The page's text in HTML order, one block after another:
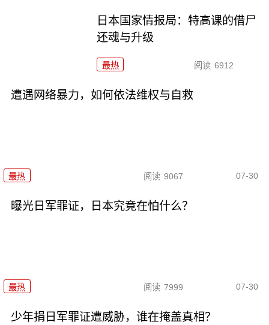
日本国家情报局：特高课的借尸
还魂与升级
最热 阅读 6912
遭遇网络暴力，如何依法维权与自救
最热 阅读 9067 07-30
曝光日军罪证，日本究竟在怕什么？
最热 阅读 7999 07-30
少年捐日军罪证遭威胁，谁在掩盖真相？